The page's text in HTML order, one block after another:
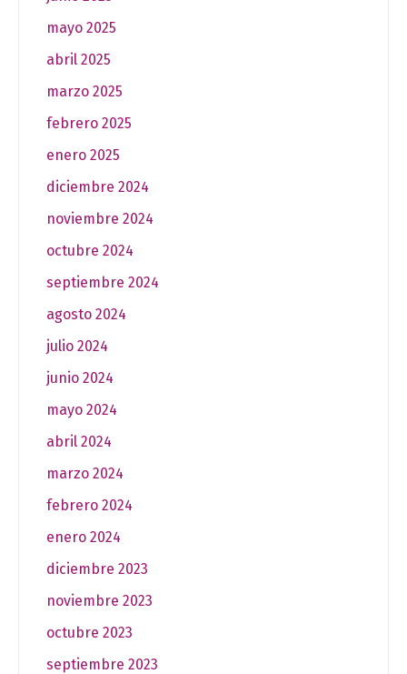
mayo 2025
abril 2025
marzo 2025
febrero 2025
enero 2025
diciembre 2024
noviembre 2024
octubre 2024
septiembre 2024
agosto 2024
julio 2024
junio 2024
mayo 2024
abril 2024
marzo 2024
febrero 2024
enero 2024
diciembre 2023
noviembre 2023
octubre 2023
septiembre 2023